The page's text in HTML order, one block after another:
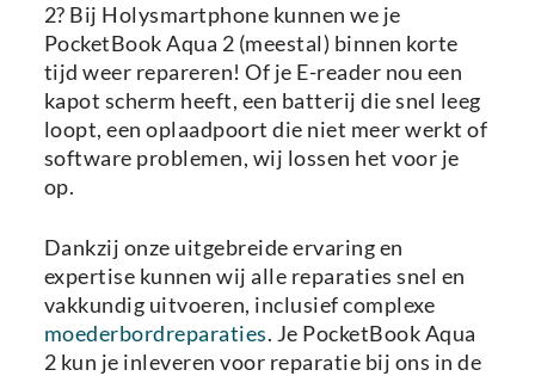
2? Bij Holysmartphone kunnen we je
PocketBook Aqua 2 (meestal) binnen korte
tijd weer repareren! Of je E-reader nou een
kapot scherm heeft, een batterij die snel leeg
loopt, een oplaadpoort die niet meer werkt of
software problemen, wij lossen het voor je
op.
Dankzij onze uitgebreide ervaring en
expertise kunnen wij alle reparaties snel en
vakkundig uitvoeren, inclusief complexe
moederbordreparaties. Je PocketBook Aqua
2 kun je inleveren voor reparatie bij ons in de